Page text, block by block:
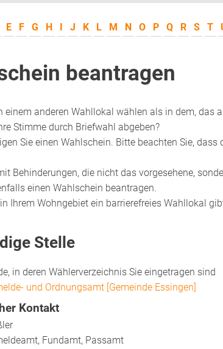
E F G H I J K L M N O P Q R S T
beantragen
einem anderen Wahllokal wählen als in dem, das
Stimme durch Briefwahl abgeben?
Sie einen Wahlschein. Bitte beachten Sie,
Behinderungen, die nicht das vorgesehene,
einen Wahlschein beantragen.
Ihrem Wohngebiet ein barrierefreies Wahllokal
Stelle
in deren Wählerverzeichnis Sie eingetragen sind
und Ordnungsamt [Gemeinde Essingen]
Kontakt
Fundamt, Passamt